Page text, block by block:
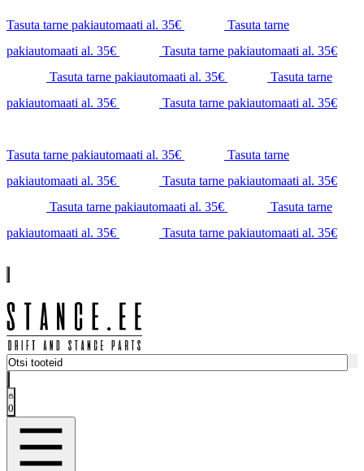
Tasuta tarne pakiautomaati al. 35€
Tasuta tarne
pakiautomaati al. 35€
Tasuta tarne pakiautomaati al. 35€
Tasuta tarne pakiautomaati al. 35€
Tasuta tarne
pakiautomaati al. 35€
Tasuta tarne pakiautomaati al. 35€
Tasuta tarne pakiautomaati al. 35€
Tasuta tarne
pakiautomaati al. 35€
Tasuta tarne pakiautomaati al. 35€
Tasuta tarne pakiautomaati al. 35€
Tasuta tarne
pakiautomaati al. 35€
Tasuta tarne pakiautomaati al. 35€
0